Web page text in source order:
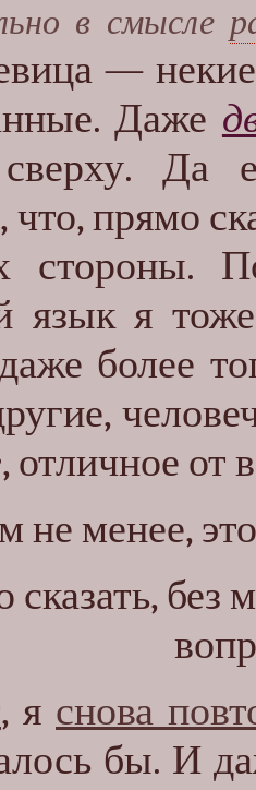
в смысле
— некие
Даже
Да
что, прямо
язык я
более
, отличное от
не менее,
сказать, без
, я снова
бы. И